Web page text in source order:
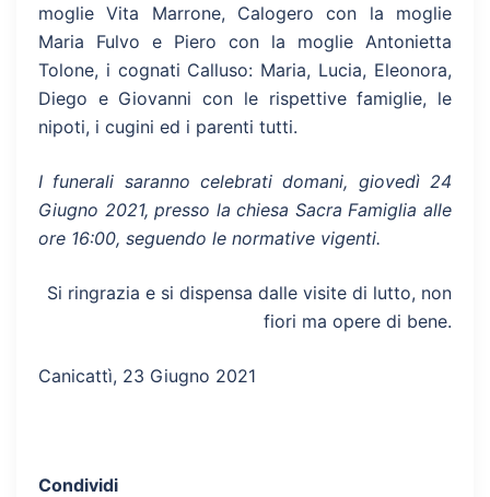
moglie Vita Marrone, Calogero con la moglie
Maria Fulvo e Piero con la moglie Antonietta
Tolone, i cognati Calluso: Maria, Lucia, Eleonora,
Diego e Giovanni con le rispettive famiglie, le
nipoti, i cugini ed i parenti tutti.
I funerali saranno celebrati domani, giovedì 24
Giugno 2021, presso la chiesa Sacra Famiglia alle
ore 16:00, seguendo le normative vigenti.
Si ringrazia e si dispensa dalle visite di lutto, non
fiori ma opere di bene.
Canicattì, 23 Giugno 2021
Condividi